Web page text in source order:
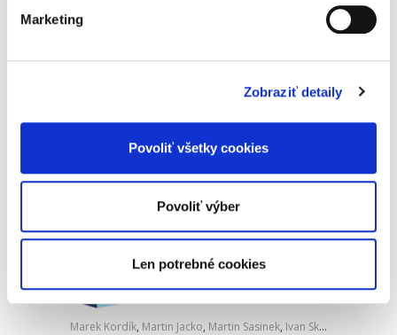
Marketing
Zobraziť detaily
Povoliť všetky cookies
Povoliť výber
Len potrebné cookies
členských štátov Európskej únie. Autor
regulácie
Marek Kordík, Martin Jacko, Martin Sasinek, Ivan Skaloš